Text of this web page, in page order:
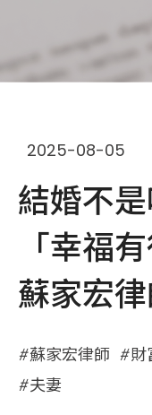
2025-08-05
結婚不
「幸福
蘇家宏
蘇家宏律師 財
夫妻